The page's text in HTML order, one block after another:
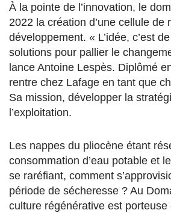
À la pointe de l’innovation, le
2022 la création d’une cellule de
développement. « L’idée, c’est
solutions pour pallier le
lance Antoine Lespès. Diplômé
rentre chez Lafage en tant que
Sa mission, développer la
l’exploitation.
Les nappes du pliocène étant
consommation d’eau potable et
se raréfiant, comment
période de sécheresse ? Au
culture régénérative est porteuse